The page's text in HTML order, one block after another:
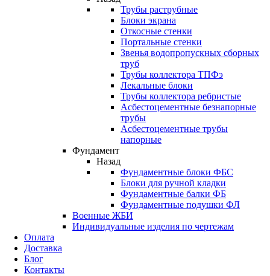
Трубы раструбные
Блоки экрана
Откосные стенки
Портальные стенки
Звенья водопропускных сборных
труб
Трубы коллектора ТПФэ
Лекальные блоки
Трубы коллектора ребристые
Асбестоцементные безнапорные
трубы
Асбестоцементные трубы
напорные
Фундамент
Назад
Фундаментные блоки ФБС
Блоки для ручной кладки
Фундаментные балки ФБ
Фундаментные подушки ФЛ
Военные ЖБИ
Индивидуальные изделия по чертежам
Оплата
Доставка
Блог
Контакты